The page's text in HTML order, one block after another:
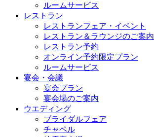
ルームサービス
レストラン
レストランフェア・イベント
レストラン＆ラウンジのご案内
レストラン予約
オンライン予約限定プラン
ルームサービス
宴会・会議
宴会プラン
宴会場のご案内
ウエディング
ブライダルフェア
チャペル